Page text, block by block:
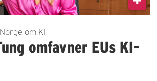
om KI
omfavner EUs KI-